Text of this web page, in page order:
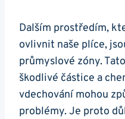
Dalším prostředím,
ovlivnit naše plíce,
průmyslové‌ zóny.
škodlivé částice‍ a
vdechování⁣ mohou
problémy. Je proto